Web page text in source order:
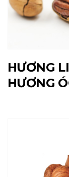
HƯƠNG
HƯƠNG